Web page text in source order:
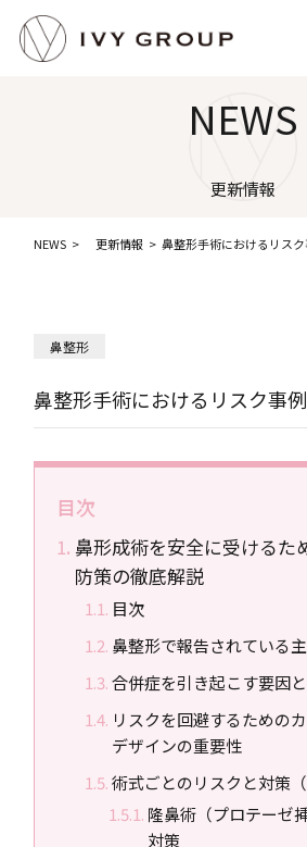
NEWS
更新情報
NEWS 更新情報 鼻整形手術におけるリス
鼻整形
鼻整形手術におけるリスク事
目次
鼻形成術を安全に受けるた
防策の徹底解説
目次
鼻整形で報告されている
合併症を引き起こす要因
リスクを回避するための
デザインの重要性
術式ごとのリスクと対策（
隆鼻術（プロテーゼ
対策